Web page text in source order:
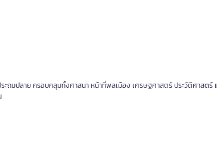
ะถมปลาย ครอบคลุมทั้งศาสนา หน้าที่พลเมือง เศรษฐศาสตร์ ประวัติศาสตร์